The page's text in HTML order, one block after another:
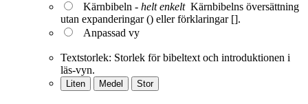
Kärnbibeln - helt enkelt Kärnbibelns översättning
utan expanderingar () eller förklaringar [].
Anpassad vy
Textstorlek: Storlek för bibeltext och introduktionen i
läs-vyn.
Liten Medel Stor